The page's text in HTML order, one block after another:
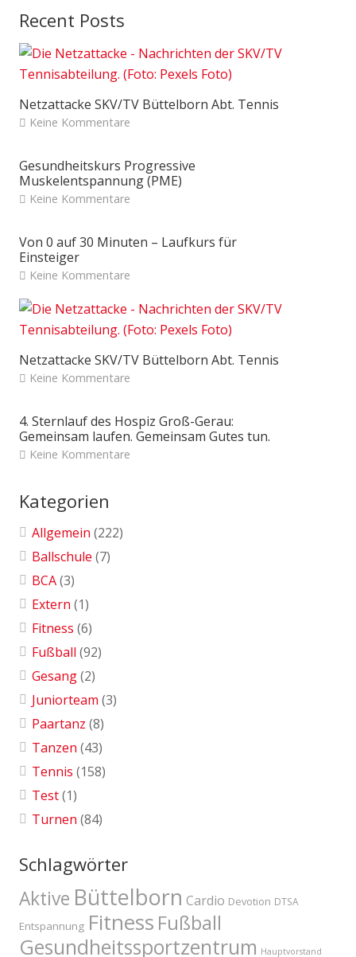
Recent Posts
Netzattacke SKV/TV Büttelborn Abt. Tennis
Keine Kommentare
Gesundheitskurs Progressive
Muskelentspannung (PME)
Keine Kommentare
Von 0 auf 30 Minuten – Laufkurs für
Einsteiger
Keine Kommentare
Netzattacke SKV/TV Büttelborn Abt. Tennis
Keine Kommentare
4. Sternlauf des Hospiz Groß-Gerau:
Gemeinsam laufen. Gemeinsam Gutes tun.
Keine Kommentare
Kategorien
Allgemein (222)
Ballschule (7)
BCA(3)
Extern (1)
Fitness (6)
Fußball (92)
Gesang(2)
Juniorteam (3)
Paartanz (8)
Tanzen (43)
Tennis (158)
Test(1)
Turnen (84)
Schlagwörter
Aktive Büttelborn Cardio Devotion DTSA
Entspannung Fitness Fußball
Gesundheitssportzentrum Hauptvorstand